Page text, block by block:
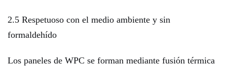
2.5 Respetuoso con el medio ambiente y sin
formaldehído
Los paneles de WPC se forman mediante fusión térmica